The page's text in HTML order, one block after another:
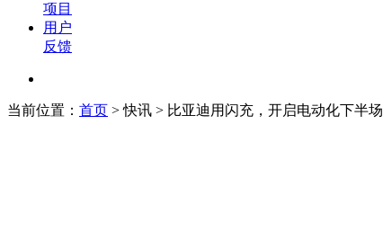
项目
用户
反馈
当前位置： 首页 >快讯 > 比亚迪用闪充，开启电动化下半场